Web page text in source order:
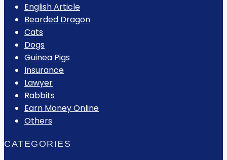
English Article
Bearded Dragon
Cats
Dogs
Guinea Pigs
Insurance
Lawyer
Rabbits
Earn Money Online
Others
CATEGORIES